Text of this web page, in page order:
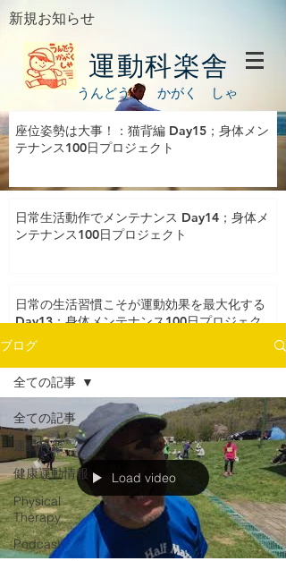
新規お知らせ
運動科楽舎
うんどう かがく しゃ
座位姿勢は大事！：猫背編 Day15；身体メン
テナンス100日プロジェクト
日常生活動作でメンテナンス Day14；身体メ
ンテナンス100日プロジェクト
日常の生活習慣こそが運動効果を最大化する
Day13；身体メンテナンス100日プロジェク
ト
ブログ
全ての記事
運動科楽
健康運動情報
Physical
Therapy
Podcast
全ての記事
Load video